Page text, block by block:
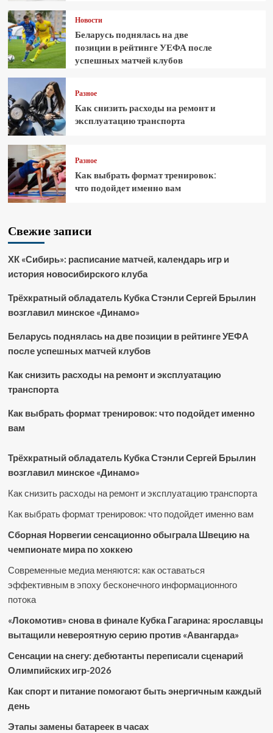
Новости
Беларусь поднялась на две
позиции в рейтинге УЕФА после
успешных матчей клубов
Разное
Как снизить расходы на ремонт и
эксплуатацию транспорта
Разное
Как выбрать формат тренировок:
что подойдет именно вам
Свежие записи
ХК «Сибирь»: расписание матчей, календарь игр и
история новосибирского клуба
Трёхкратный обладатель Кубка Стэнли Сергей Брылин
возглавил минское «Динамо»
Беларусь поднялась на две позиции в рейтинге УЕФА
после успешных матчей клубов
Как снизить расходы на ремонт и эксплуатацию
транспорта
Как выбрать формат тренировок: что подойдет именно
вам
Трёхкратный обладатель Кубка Стэнли Сергей Брылин
возглавил минское «Динамо»
Как снизить расходы на ремонт и эксплуатацию транспорта
Как выбрать формат тренировок: что подойдет именно вам
Сборная Норвегии сенсационно обыграла Швецию на
чемпионате мира по хоккею
Современные медиа меняются: как оставаться
эффективным в эпоху бесконечного информационного
потока
«Локомотив» снова в финале Кубка Гагарина: ярославцы
вытащили невероятную серию против «Авангарда»
Сенсации на снегу: дебютанты переписали сценарий
Олимпийских игр-2026
Как спорт и питание помогают быть энергичным каждый
день
Этапы замены батареек в часах